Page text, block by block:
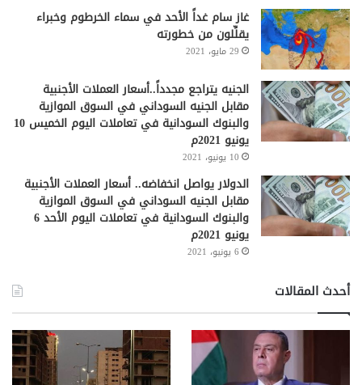
غاز سام غداً الأحد في سماء الخرطوم وخبراء
يقلِّلون من خطورته
29 مايو، 2021
الجنيه يتراجع مجدداً..أسعار العملات الأجنبية
مقابل الجنيه السوداني في السوق الموازية
والبنوك السودانية في تعاملات اليوم الخميس 10
يونيو 2021م
10 يونيو، 2021
الدولار يواصل انخفاضه.. أسعار العملات الأجنبية
مقابل الجنيه السوداني في السوق الموازية
والبنوك السودانية في تعاملات اليوم الأحد 6
يونيو 2021م
6 يونيو، 2021
أحدث المقالات